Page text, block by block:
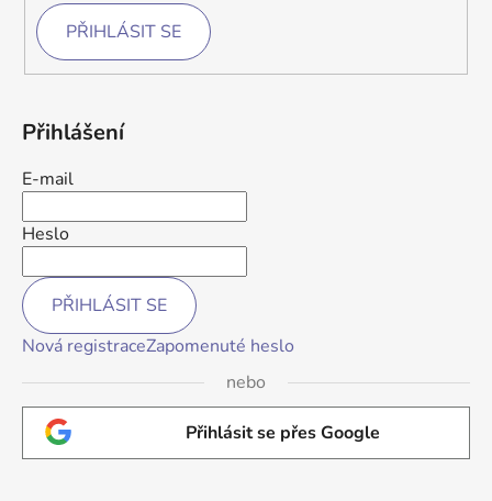
PŘIHLÁSIT SE
Přihlášení
E-mail
Heslo
PŘIHLÁSIT SE
Nová registraceZapomenuté heslo
nebo
Přihlásit se přes Google